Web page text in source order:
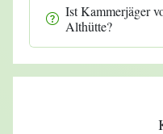
Ist Kammerjäger
Althütte?